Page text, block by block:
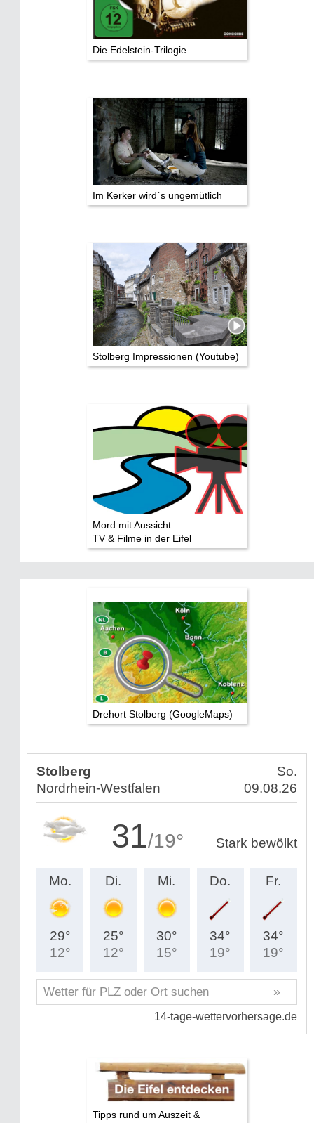
Die Edelstein-Trilogie
Im Kerker wird´s ungemütlich
Stolberg Impressionen (Youtube)
Mord mit Aussicht:
TV & Filme in der Eifel
Drehort Stolberg (GoogleMaps)
Tipps rund um Auszeit &